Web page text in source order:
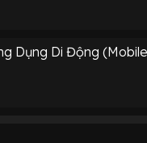
Dụng Di Động